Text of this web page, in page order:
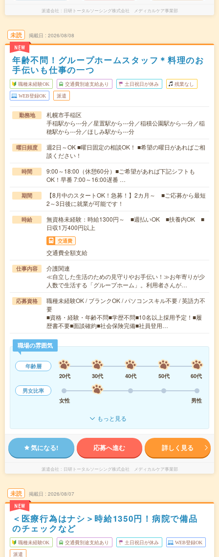
派遣会社 日研トータルソーシング株式会社 メディカルケア事業部
未読
NEW
掲載日 2026/08/08
年齢不問！グループホームスタッフ＊料理のお
手伝いも仕事の一つ
職種未経験OK 交通費別途支給あり 土日祝日が休み 残業なし
WEB登録OK 派遣
勤務地
札幌市手稲区
手稲駅から---分／星置駅から---分／稲積公園駅から---分／稲
穂駅から---分／ほしみ駅から---分
曜日頻度
週2日～OK ■曜日固定の相談OK！ ■希望の曜日があればご相
談ください！
時間
9:00～18:00（休憩60分）■ご希望があれば下記シフトも
OK！早番 7:00～16:00遅番 …
期間
【8月中のスタートOK！急募！】2カ月～ ■ご応募から最短
2～3日後に就業が可能です！
時給
無資格未経験：時給1300円～ ■週払いOK ■扶養内OK ■
日収1万400円以上
交通費
交通費全額支給
仕事内容
介護関連
≪自立した生活のための見守りやお手伝い！≫お年寄りが少
人数で生活する「グループホーム」。利用者さんが…
応募資格
職種未経験OK / ブランクOK / パソコンスキル不要 / 英語力不
要
■資格・経験・年齢不問■学歴不問■10名以上採用予定！■履
歴書不要■面談確約■社会保険完備■社員登用…
職場の雰囲気
年齢層
20代
30代 40代 50代
60代
男女比率
女性
男性
もっと見る
気になる! 応募へ進む 詳しく見る
派遣会社 日研トータルソーシング株式会社 メディカルケア事業部
未読
NEW
掲載日 2026/08/07
＜医療行為はナシ＞時給1350円！病院で備品
のチェックなど
職種未経験OK 交通費別途支給あり 土日祝日が休み WEB登録OK
派遣